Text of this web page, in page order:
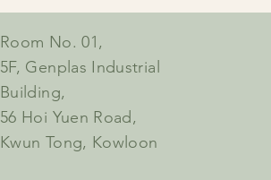
Room No. 01,
5F, Genplas Industrial
Building,
56 Hoi Yuen Road,
Kwun Tong, Kowloon